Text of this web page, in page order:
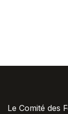
Le Comité des